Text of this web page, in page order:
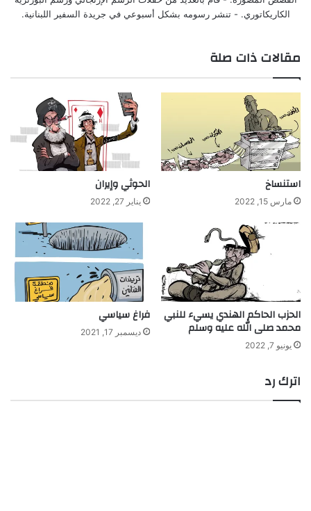
الكاريكاتوري. - تنشر رسومه بشكل أسبوعي في جريدة السفير اللبنانية.
مقالات ذات صلة
استنساخ
مارس 15, 2022
الحوثي وإيران
يناير 27, 2022
الحزب الحاكم الهندي يسيء للنبي
محمد صلى الله عليه وسلم
يونيو 7, 2022
فراغ سياسي
ديسمبر 17, 2021
اترك رد